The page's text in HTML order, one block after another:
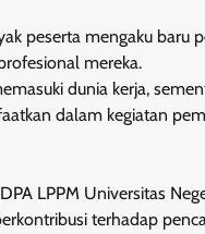
peserta mengaku baru
mereka.
dunia kerja,
dalam kegiatan
LPPM Universitas
terhadap